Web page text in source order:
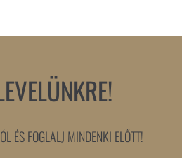
ÉS FOGLALJ MINDENKI ELŐTT!